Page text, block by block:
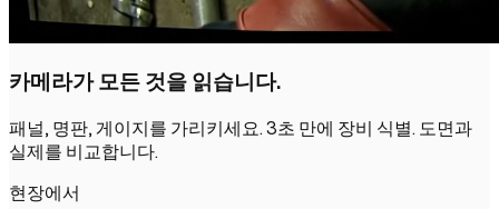
카메라가 모든 것을 읽습니다.
패널, 명판, 게이지를 가리키세요. 3초 만에 장비 식별. 도면과
실제를 비교합니다.
현장에서